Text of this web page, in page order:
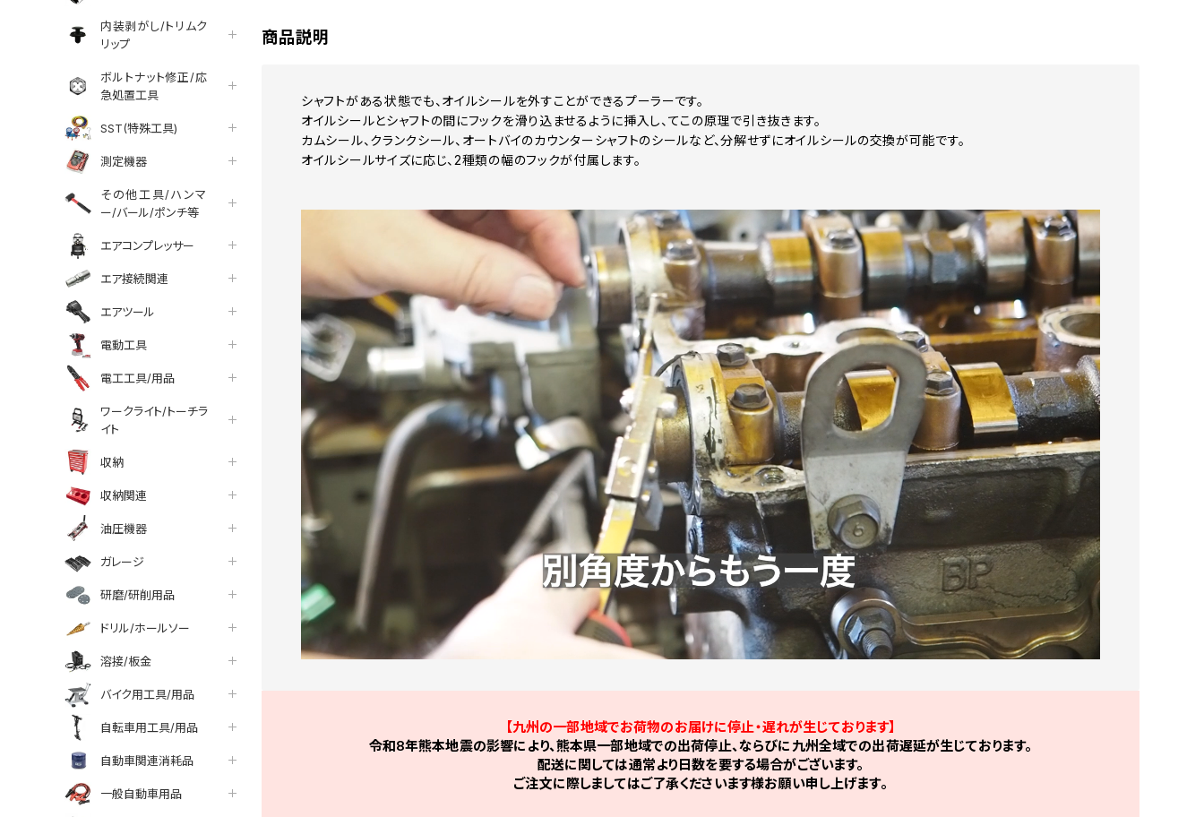
内装剥がし/トリムク
リップ
ボルトナット修正/応
急処置工具
SST(特殊工具)
測定機器
その他工具/ハンマ
ー/バール/ポンチ等
エアコンプレッサー
エア接続関連
エアツール
電動工具
電工工具/用品
ワークライト/トーチラ
イト
収納
収納関連
油圧機器
ガレージ
研磨/研削用品
ドリル/ホールソー
溶接/板金
バイク用工具/用品
自転車用工具/用品
自動車関連消耗品
一般自動車用品
商品説明
シャフトがある状態でも、オイルシールを外すことができるプーラーです。
オイルシールとシャフトの間にフックを滑り込ませるように挿入し、てこの原理で引き抜きます。
カムシール、クランクシール、オートバイのカウンターシャフトのシールなど、分解せずにオイルシールの交換が可能です。
オイルシールサイズに応じ、2種類の幅のフックが付属します。
【九州の一部地域でお荷物のお届けに停止・遅れが生じております】
令和8年熊本地震の影響により、熊本県一部地域での出荷停止、ならびに九州全域での出荷遅延が生じております。
配送に関しては通常より日数を要する場合がございます。
ご注文に際しましてはご了承くださいます様お願い申し上げます。